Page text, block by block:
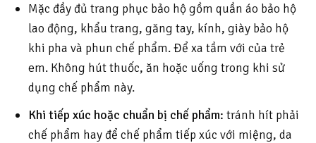
Mặc đầy đủ trang phục bảo hộ gồm quần áo bảo hộ
lao động, khẩu trang, găng tay, kính, giày bảo hộ
khi pha và phun chế phẩm. Để xa tầm với của trẻ
em. Không hút thuốc, ăn hoặc uống trong khi sử
dụng chế phẩm này.
Khi tiếp xúc hoặc chuẩn bị chế phẩm: tránh hít phải
chế phẩm hay để chế phẩm tiếp xúc với miệng, da